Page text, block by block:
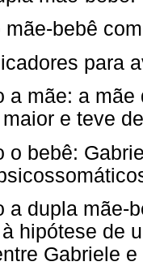
mãe-bebê
para
a mãe: a
e teve
o bebê:
a dupla mãe-
hipótese de
Gabriele